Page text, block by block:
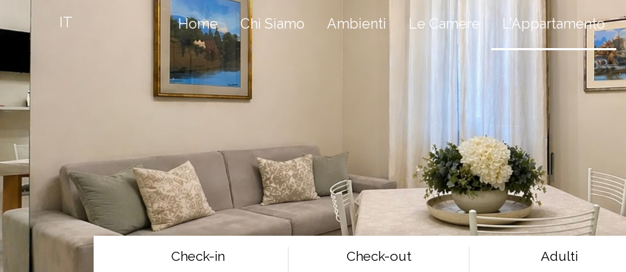
IT Home Chi Siamo Ambienti Le Camere L'Appartamento
Check-in Check-out
Adulti